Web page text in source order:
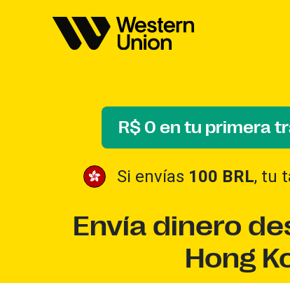
R$ 0 en tu primera
Si envías 100 BRL, tu
Envía dinero
Hong